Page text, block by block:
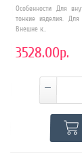
Особенности Для
тонкие изделия.
Внешне к..
3528.00р.